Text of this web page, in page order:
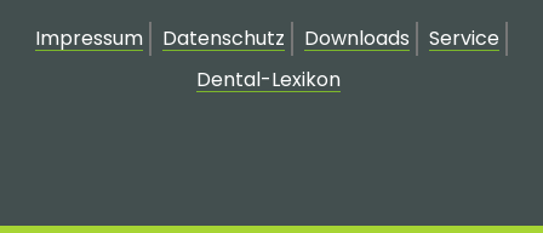
Impressum
Datenschutz Downloads
Service
Dental-Lexikon